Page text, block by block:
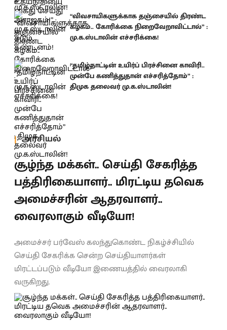
“விவசாயிகளுக்காக தஞ்சையில் திரண்ட
கழகம்.. கோரிக்கை நிறைவேறாவிட்டால்” :
மு.க.ஸ்டாலின் எச்சரிக்கை!
“தமிழ்நாட்டின் உயிர்ப் பிரச்சினை காவிரி..
முன்பே கணித்துதான் எச்சரித்தோம்” :
திமுக தலைவர் மு.க.ஸ்டாலின்!
அரசியல்
சூழ்ந்த மக்கள்.. செய்தி சேகரித்த
பத்திரிகையாளர்.. மிரட்டிய தவெக
அமைச்சரின் ஆதரவாளர்..
வைரலாகும் வீடியோ!
அமைச்சர் பர்வேஸ் கலந்துகொண்ட நிகழ்ச்சியில்
செய்தி சேகரிக்க சென்ற செய்தியாளர்கள்
மிரட்டப்படும் வீடியோ இணையத்தில் வைரலாகி
வருகிறது.